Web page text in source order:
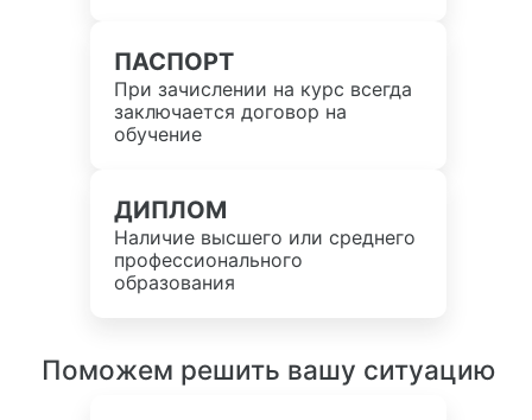
ПАСПОРТ
При зачислении на курс всегда
заключается договор на
обучение
ДИПЛОМ
Наличие высшего или среднего
профессионального
образования
Поможем решить вашу ситуацию